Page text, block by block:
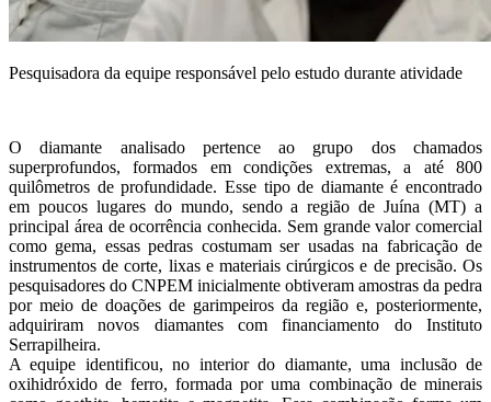
Pesquisadora da equipe responsável pelo estudo durante atividade
O diamante analisado pertence ao grupo dos chamados
superprofundos, formados em condições extremas, a até 800
quilômetros de profundidade. Esse tipo de diamante é encontrado
em poucos lugares do mundo, sendo a região de Juína (MT) a
principal área de ocorrência conhecida. Sem grande valor comercial
como gema, essas pedras costumam ser usadas na fabricação de
instrumentos de corte, lixas e materiais cirúrgicos e de precisão. Os
pesquisadores do CNPEM inicialmente obtiveram amostras da pedra
por meio de doações de garimpeiros da região e, posteriormente,
adquiriram novos diamantes com financiamento do Instituto
Serrapilheira.
A equipe identificou, no interior do diamante, uma inclusão de
oxihidróxido de ferro, formada por uma combinação de minerais